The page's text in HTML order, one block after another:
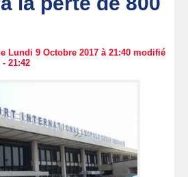
Lundi 9 Octobre 2017 à 21:40 modifié
21:42